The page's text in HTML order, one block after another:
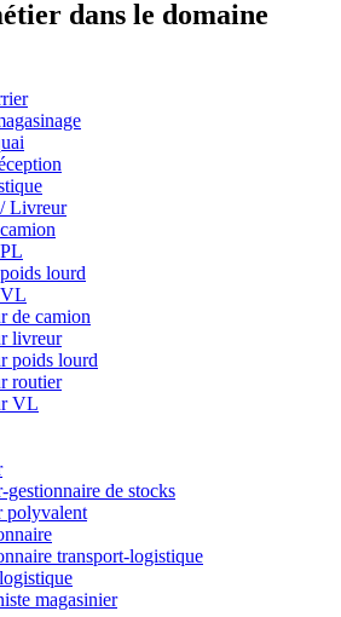
dans le domaine
Livreur
lourd
de camion
livreur
poids lourd
routier
VL
de stocks
polyvalent
transport-logistique
magasinier